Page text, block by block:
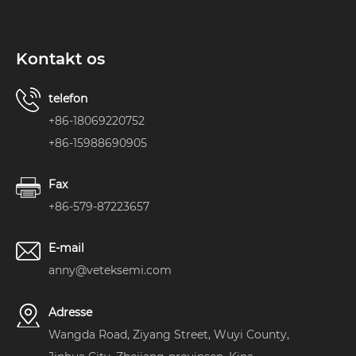
Kontakt os
telefon
+86-18069220752
+86-15988690905
Fax
+86-579-87223657
E-mail
anny@veteksemi.com
Adresse
Wangda Road, Ziyang Street, Wuyi County,